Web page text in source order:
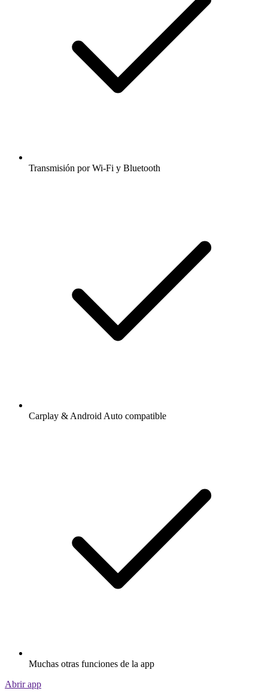
Transmisión por Wi-Fi y Bluetooth
Carplay & Android Auto compatible
Muchas otras funciones de la app
Abrir app